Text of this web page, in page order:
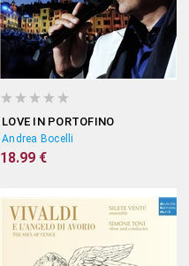
LOVE IN PORTOFINO
Andrea Bocelli
18.99 €